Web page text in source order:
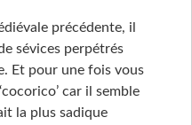
précédente, il
sévices perpétrés
Et pour une fois vous
car il semble
la plus sadique